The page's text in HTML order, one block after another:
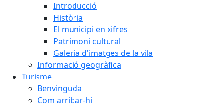
Introducció
Història
El municipi en xifres
Patrimoni cultural
Galeria d'imatges de la vila
Informació geogràfica
Turisme
Benvinguda
Com arribar-hi